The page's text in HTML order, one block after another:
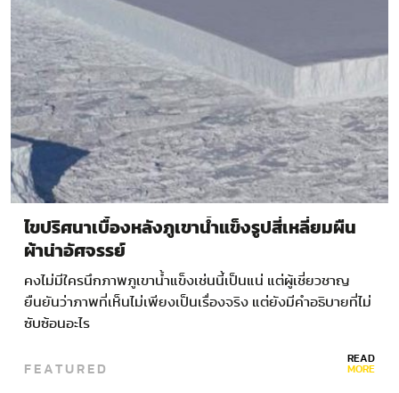
ไขปริศนาเบื้องหลังภูเขาน้ำแข็งรูปสี่เหลี่ยมผืน
ผ้าน่าอัศจรรย์
คงไม่มีใครนึกภาพภูเขาน้ำแข็งเช่นนี้เป็นแน่ แต่ผู้เชี่ยวชาญ
ยืนยันว่าภาพที่เห็นไม่เพียงเป็นเรื่องจริง แต่ยังมีคำอธิบายที่ไม่
ซับซ้อนอะไร
FEATURED READ
MORE